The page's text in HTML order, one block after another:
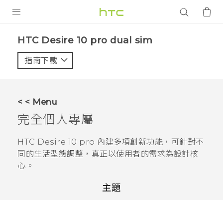
VIVE
應用程式
HTC Desire 10 pro dual sim‎
指南下載
< < Menu
完全個人專屬
HTC Desire 10 pro 內建多項創新功能，可針對不
同的生活型態調整，真正以使用者的需求為設計核
心。
主題